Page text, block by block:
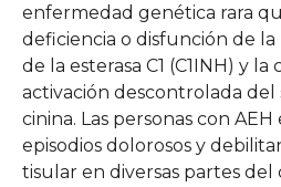
enfermedad genética rara
deficiencia o disfunción de
de la esterasa C1 (C1INH) y
activación descontrolada del
cinina. Las personas con
episodios dolorosos y
tisular en diversas partes